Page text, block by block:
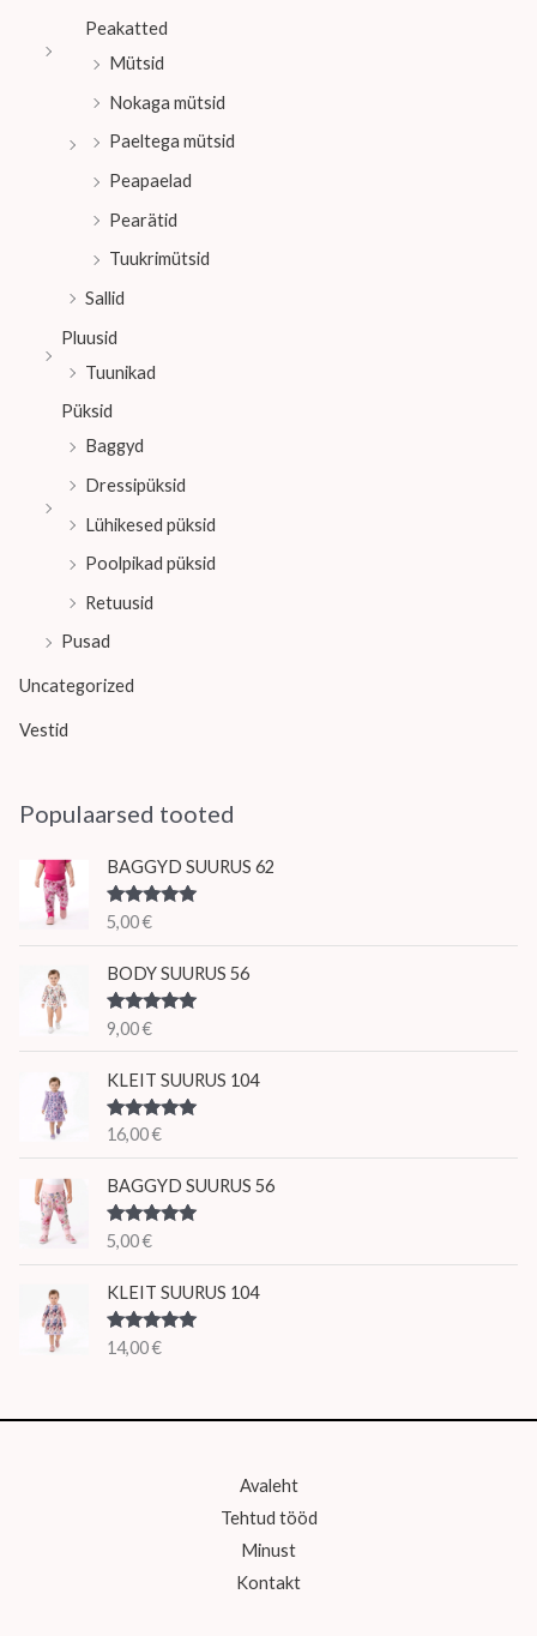
Peakatted
Mütsid
Nokaga mütsid
Paeltega mütsid
Peapaelad
Pearätid
Tuukrimütsid
Sallid
Pluusid
Tuunikad
Püksid
Baggyd
Dressipüksid
Lühikesed püksid
Poolpikad püksid
Retuusid
Pusad
Uncategorized
Vestid
Populaarsed tooted
BAGGYD SUURUS 62
Hinnanguga
5.00
5,00€
BODY SUURUS 56
Hinnanguga
5.00
9,00€
KLEIT SUURUS 104
Hinnanguga
5.00
16,00€
BAGGYD SUURUS 56
Hinnanguga
5.00
5,00€
KLEIT SUURUS 104
Hinnanguga
5.00
14,00€
Avaleht
Tehtud tööd
Minust
Kontakt